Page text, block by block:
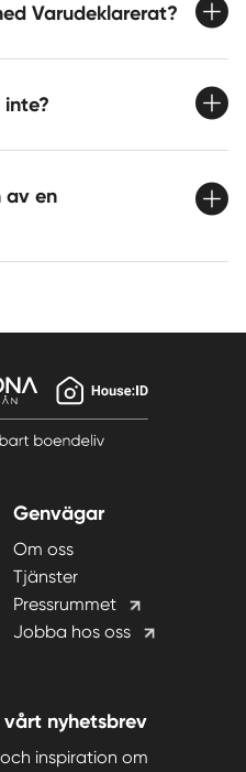
Varudeklarerat?
av en
Genvägar
Om oss
Tjänster
Pressrummet
Jobba hos oss
vårt nyhetsbrev
inspiration om